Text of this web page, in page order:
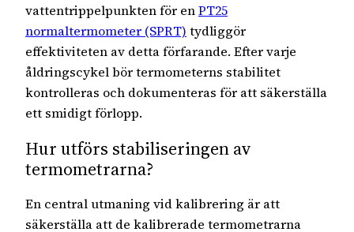
vattentrippelpunkten för enPT25
normaltermometer (SPRT) tydliggör
effektiviteten av detta förfarande. Efter varje
åldringscykel bör termometerns stabilitet
kontrolleras och dokumenteras för att säkerställa
ett smidigt förlopp.
Hur utförs stabiliseringen av
termometrarna?
En central utmaning vid kalibrering är att
säkerställa att de kalibrerade termometrarna